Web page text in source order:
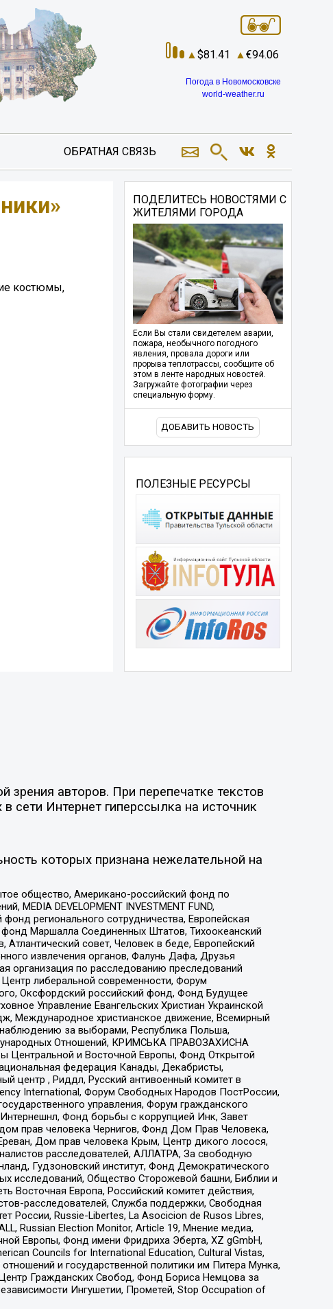
81.41 94.06
Погода в Новомосковске
world-weather.ru
ОБРАТНАЯ СВЯЗЬ
костюмы,
ПОДЕЛИТЕСЬ НОВОСТЯМИ С
ЖИТЕЛЯМИ ГОРОДА
Если Вы стали свидетелем аварии,
пожара, необычного погодного
явления, провала дороги или
прорыва теплотрассы, сообщите об
этом в ленте народных новостей.
Загружайте фотографии через
специальную форму.
ДОБАВИТЬ НОВОСТЬ
ПОЛЕЗНЫЕ РЕСУРСЫ
авторов. При перепечатке текстов
сети Интернет гиперссылка на источник
которых признана нежелательной на
общество, Американо-российский фонд по
DEVELOPMENT INVESTMENT FUND,
регионального сотрудничества, Европейская
Маршалла Соединенных Штатов, Тихоокеанский
совет, Человек в беде, Европейский
извлечения органов, Фалунь Дафа, Друзья
организация по расследованию преследований
либеральной современности, Форум
Оксфордский российский фонд, Фонд Будущее
Управление Евангельских Христиан Украинской
Международное христианское движение, Всемирный
наблюдению за выборами, Республика Польша,
Отношений, КРИМСЬКА ПРАВОЗАХИСНА
Центральной и Восточной Европы, Фонд Открытой
федерация Канады, Декабристы,
центр , Риддл, Русский антивоенный комитет в
International, Форум Свободных Народов ПостРоссии,
управления, Форум гражданского
Фонд борьбы с коррупцией Инк, Завет
прав человека Чернигов, Фонд Дом Прав Человека,
Дом прав человека Крым, Центр дикого лосося,
расследователей, АЛЛАТРА, За свободную
Гудзоновский институт, Фонд Демократического
исследований, Общество Сторожевой башни, Библии и
Восточная Европа, Российский комитет действия,
расследователей, Служба поддержки, Свободная
России, Russie-Libertes, La Asocicion de Rusos Libres,
Russian Election Monitor, Article 19, Мнение медиа,
Европы, Фонд имени Фридриха Эберта, XZ gGmbH,
Councils for International Education, Cultural Vistas,
и государственной политики им Питера Мунка,
Гражданских Свобод, Фонд Бориса Немцова за
Ингушетии, Прометей, Stop Occupation of